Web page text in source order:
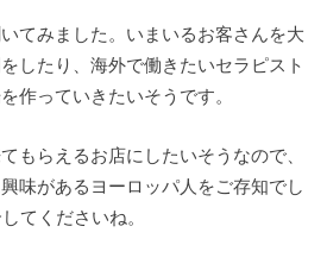
てみました。いまいるお客さんを大
したり、海外で働きたいセラピスト
作っていきたいそうです。
もらえるお店にしたいそうなので、
味があるヨーロッパ人をご存知でし
てくださいね。